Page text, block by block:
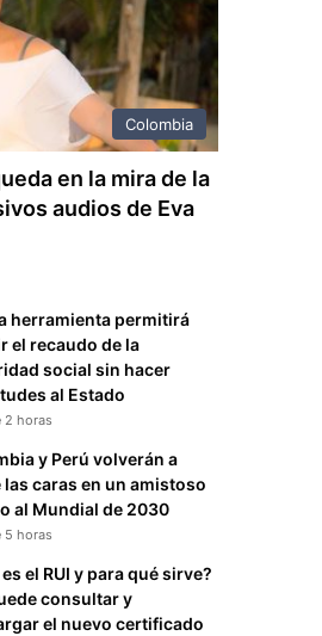
Colombia
en la mira de la
audios de Eva
herramienta permitirá
el recaudo de la
social sin hacer
al Estado
2 horas
y Perú volverán a
las caras en un amistoso
al Mundial de 2030
5 horas
el RUI y para qué sirve?
consultar y
el nuevo certificado